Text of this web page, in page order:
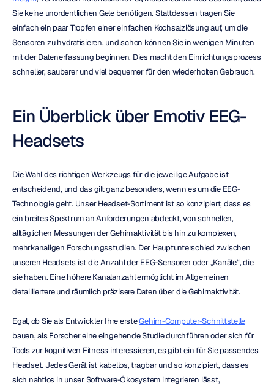
Sie keine unordentlichen Gele benötigen. Stattdessen tragen Sie
einfach ein paar Tropfen einer einfachen Kochsalzlösung auf, um die
Sensoren zu hydratisieren, und schon können Sie in wenigen Minuten
mit der Datenerfassung beginnen. Dies macht den Einrichtungsprozess
schneller, sauberer und viel bequemer für den wiederholten Gebrauch.
Ein Überblick über Emotiv EEG-
Headsets
Die Wahl des richtigen Werkzeugs für die jeweilige Aufgabe ist
entscheidend, und das gilt ganz besonders, wenn es um die EEG-
Technologie geht. Unser Headset-Sortiment ist so konzipiert, dass es
ein breites Spektrum an Anforderungen abdeckt, von schnellen,
alltäglichen Messungen der Gehirnaktivität bis hin zu komplexen,
mehrkanaligen Forschungsstudien. Der Hauptunterschied zwischen
unseren Headsets ist die Anzahl der EEG-Sensoren oder „Kanäle“, die
sie haben. Eine höhere Kanalanzahl ermöglicht im Allgemeinen
detailliertere und räumlich präzisere Daten über die Gehirnaktivität.
Egal, ob Sie als Entwickler Ihre erste Gehirn-Computer-Schnittstelle
bauen, als Forscher eine eingehende Studie durchführen oder sich für
Tools zur kognitiven Fitness interessieren, es gibt ein für Sie passendes
Headset. Jedes Gerät ist kabellos, tragbar und so konzipiert, dass es
sich nahtlos in unser Software-Ökosystem integrieren lässt,